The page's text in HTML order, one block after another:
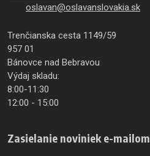
oslavan@oslavanslovakia.sk
Trenčianska cesta 1149/59
957 01
Bánovce nad Bebravou
Výdaj skladu:
8:00-11:30
12:00 - 15:00
Zasielanie noviniek e-mailom